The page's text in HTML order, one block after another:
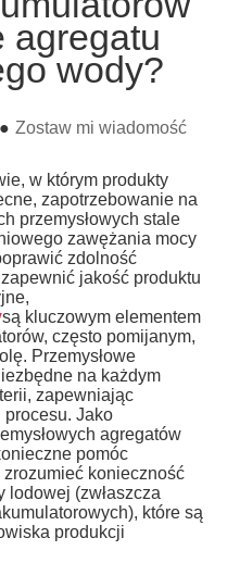
agregatu
wody?
● Zostaw mi wiadomość
w którym produkty
zapotrzebowanie na
przemysłowych stale
zawężania mocy
zdolność
jakość produktu
są kluczowym elementem
często pomijanym,
Przemysłowe
na każdym
zapewniając
procesu. Jako
agregatów
pomóc
konieczność
lodowej (zwłaszcza
które są
produkcji